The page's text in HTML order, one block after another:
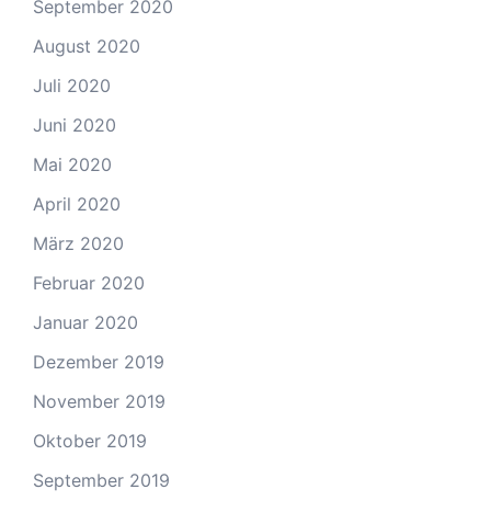
September 2020
August 2020
Juli 2020
Juni 2020
Mai 2020
April 2020
März 2020
Februar 2020
Januar 2020
Dezember 2019
November 2019
Oktober 2019
September 2019